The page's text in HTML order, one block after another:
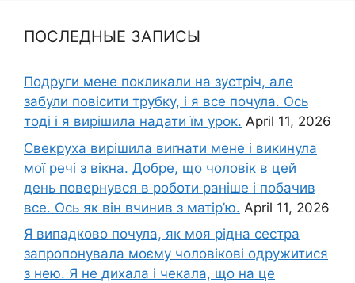
ПОСЛЕДНЫЕ ЗАПИСЫ
Подруги мене покликали на зустріч, але
забули повісити трубку, і я все почула. Ось
тоді і я вирішила надати їм урок. April 11, 2026
Свекруха вирішила виrнати мене і викинула
мої речі з вікна. Добре, що чоловік в цей
день повернувся в роботи раніше і побачив
все. Ось як він вчинив з матір’ю. April 11, 2026
Я випадково почула, як моя рідна сестра
запропонувала моєму чоловікові одружитися
з нею. Я не дихала і чекала, що на це